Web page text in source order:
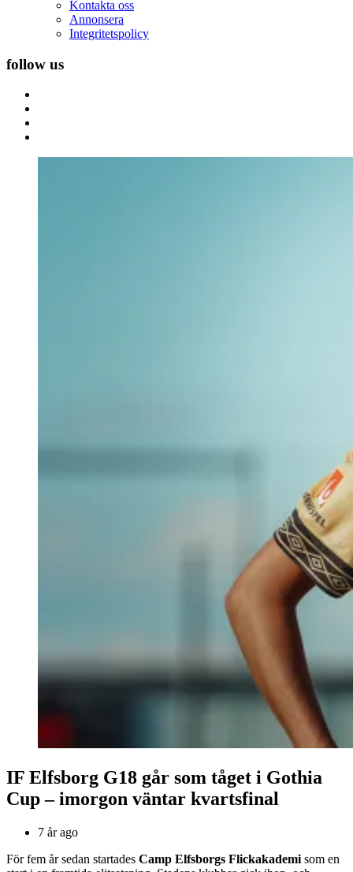
Kontakta oss
Annonsera
Integritetspolicy
follow us
IF Elfsborg G18 går som tåget i Gothia
Cup – imorgon väntar kvartsfinal
7 år ago
För fem år sedan startades Camp Elfsborgs Flickakademi som en